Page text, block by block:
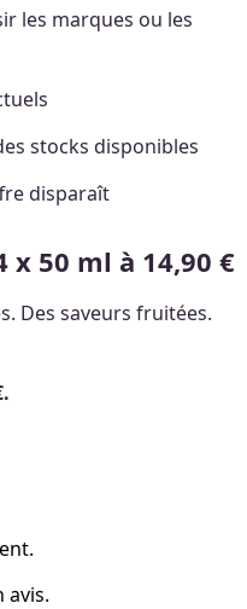
les marques ou les
stocks disponibles
disparaît
50 ml à 14,90 €
Des saveurs fruitées.
avis.